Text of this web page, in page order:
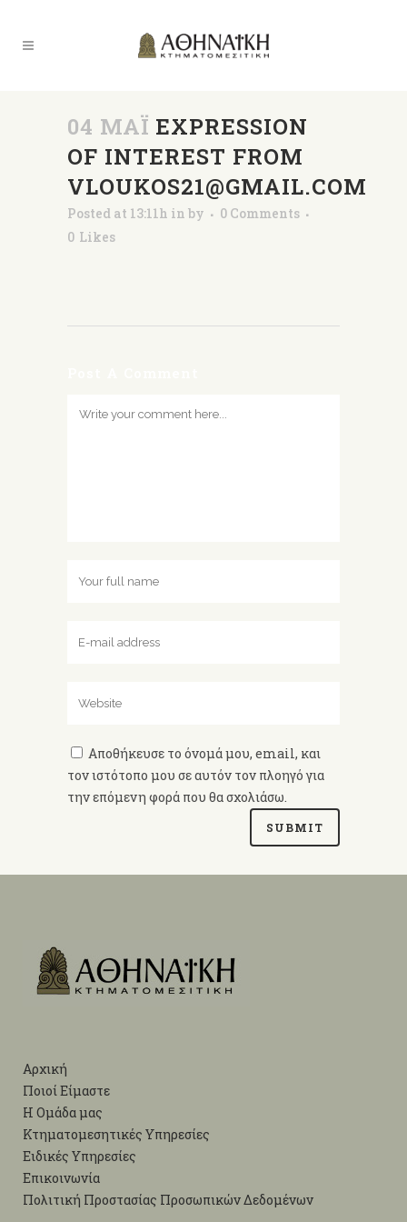
04 ΜΑΪ́ EXPRESSION
OF INTEREST FROM
VLOUKOS21@GMAIL.COM
Posted at 13:11h in by
0 Comments
0 Likes
Αποθήκευσε το όνομά μου, email, και
τον ιστότοπο μου σε αυτόν τον πλοηγό για
την επόμενη φορά που θα σχολιάσω.
Αρχική
Ποιοί Είμαστε
Η Ομάδα μας
Κτηματομεσητικές Υπηρεσίες
Ειδικές Υπηρεσίες
Επικοινωνία
Πολιτική Προστασίας Προσωπικών Δεδομένων